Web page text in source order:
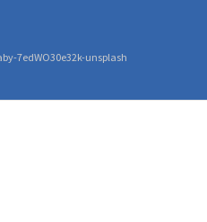
7edWO30e32k-unsplash